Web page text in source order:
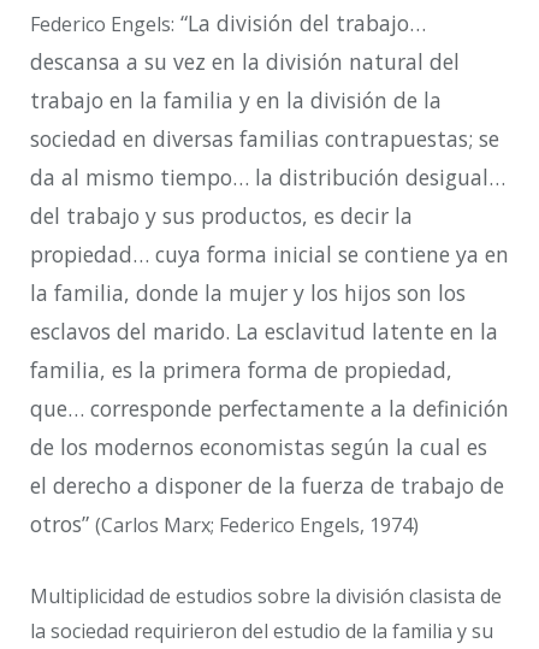
Federico Engels: “La división del trabajo…
descansa a su vez en la división natural del
trabajo en la familia y en la división de la
sociedad en diversas familias contrapuestas; se
da al mismo tiempo… la distribución desigual…
del trabajo y sus productos, es decir la
propiedad… cuya forma inicial se contiene ya en
la familia, donde la mujer y los hijos son los
esclavos del marido. La esclavitud latente en la
familia, es la primera forma de propiedad,
que… corresponde perfectamente a la definición
de los modernos economistas según la cual es
el derecho a disponer de la fuerza de trabajo de
otros” (Carlos Marx; Federico Engels, 1974)
Multiplicidad de estudios sobre la división clasista de
la sociedad requirieron del estudio de la familia y su